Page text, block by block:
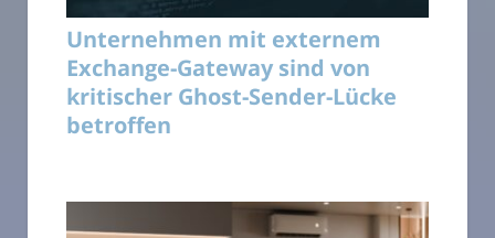
Unternehmen mit externem
Exchange-Gateway sind von
kritischer Ghost-Sender-Lücke
betroffen